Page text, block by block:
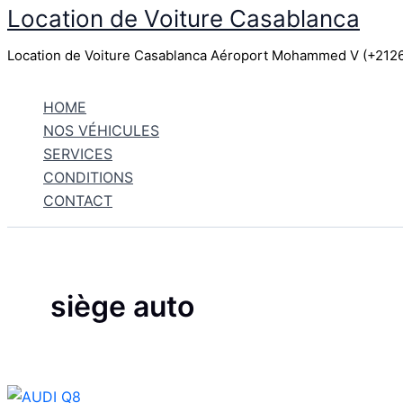
Aller
contenu
Location de Voiture Casablanca
Location de Voiture Casablanca Aéroport Mohammed V
HOME
NOS VÉHICULES
SERVICES
CONDITIONS
CONTACT
siège auto